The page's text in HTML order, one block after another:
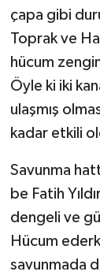
çapa gibi
Toprak ve
hücum
Öyle ki iki
ulaşmış
kadar etkili
Savunma
be Fatih
dengeli ve
Hücum
savunmada